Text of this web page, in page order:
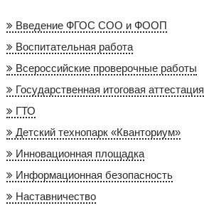
Введение ФГОС СОО и ФООП
Воспитательная работа
Всероссийские проверочные работы
Государственная итоговая аттестация
ГТО
Детский технопарк «Кванториум»
Инновационная площадка
Информационная безопасность
Наставничество